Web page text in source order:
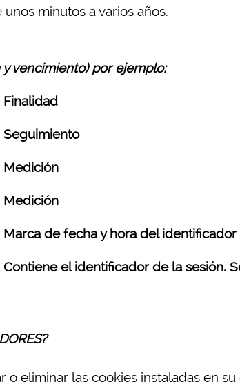
minutos a varios años.
vencimiento) por ejemplo:
Finalidad
Seguimiento
Medición
Medición
Marca de fecha y hora del
Contiene el identificador de la sesión.
eliminar las cookies instaladas en